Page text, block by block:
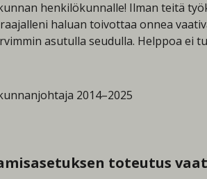
henkilökunnalle! Ilman teitä
haluan toivottaa onnea
asutulla seudulla. Helppoa ei
2014–2025
toteutus